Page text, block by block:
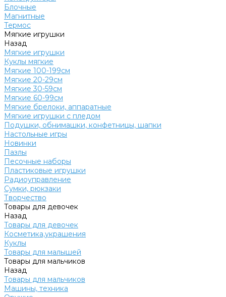
Блочные
Магнитные
Термос
Мягкие игрушки
Назад
Мягкие игрушки
Куклы мягкие
Мягкие 100-199см
Мягкие 20-29см
Мягкие 30-59см
Мягкие 60-99см
Мягкие брелоки, аппаратные
Мягкие игрушки с пледом
Подушки, обнимашки, конфетницы, шапки
Настольные игры
Новинки
Пазлы
Песочные наборы
Пластиковые игрушки
Радиоуправление
Сумки, рюкзаки
Творчество
Товары для девочек
Назад
Товары для девочек
Косметика,украшения
Куклы
Товары для малышей
Товары для мальчиков
Назад
Товары для мальчиков
Машины, техника